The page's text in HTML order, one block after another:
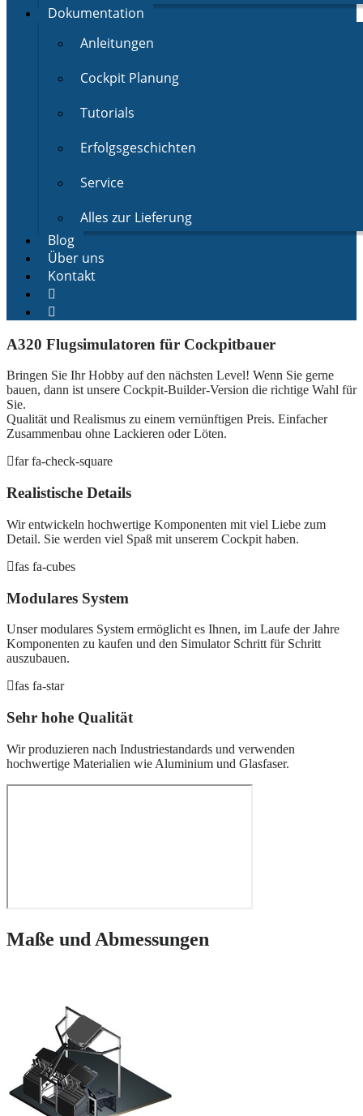
Dokumentation
Anleitungen
Cockpit Planung
Tutorials
Erfolgsgeschichten
Service
Alles zur Lieferung
Blog
Über uns
Kontakt
A320 Flugsimulatoren für Cockpitbauer
Bringen Sie Ihr Hobby auf den nächsten Level! Wenn Sie gerne
bauen, dann ist unsere Cockpit-Builder-Version die richtige Wahl für
Sie.
Qualität und Realismus zu einem vernünftigen Preis. Einfacher
Zusammenbau ohne Lackieren oder Löten.
far fa-check-square
Realistische Details
Wir entwickeln hochwertige Komponenten mit viel Liebe zum
Detail. Sie werden viel Spaß mit unserem Cockpit haben.
fas fa-cubes
Modulares System
Unser modulares System ermöglicht es Ihnen, im Laufe der Jahre
Komponenten zu kaufen und den Simulator Schritt für Schritt
auszubauen.
fas fa-star
Sehr hohe Qualität
Wir produzieren nach Industriestandards und verwenden
hochwertige Materialien wie Aluminium und Glasfaser.
Maße und Abmessungen